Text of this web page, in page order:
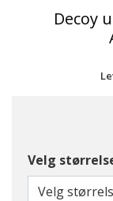
Decoy
Velg
Velg